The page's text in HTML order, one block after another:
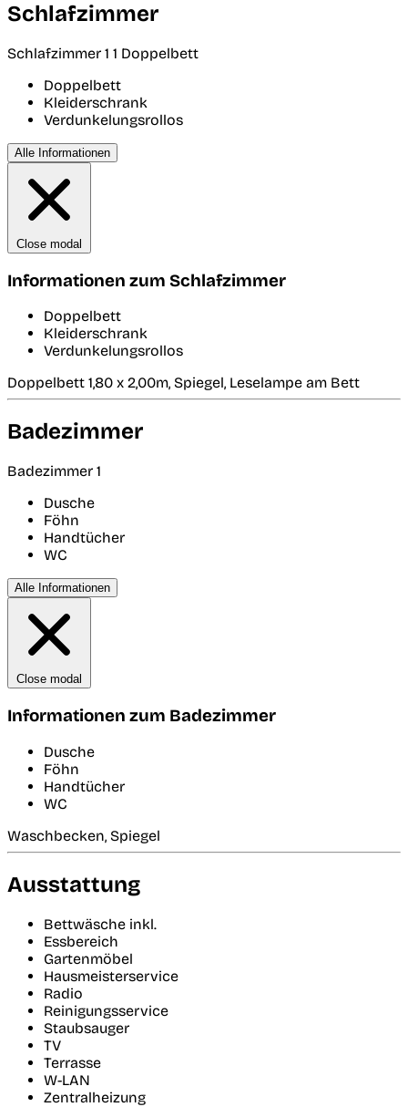
Schlafzimmer
Schlafzimmer 1 1 Doppelbett
Doppelbett
Kleiderschrank
Verdunkelungsrollos
Alle Informationen
Close modal
Informationen zum Schlafzimmer
Doppelbett
Kleiderschrank
Verdunkelungsrollos
Doppelbett 1,80 x 2,00m, Spiegel, Leselampe am Bett
Badezimmer
Badezimmer 1
Dusche
Föhn
Handtücher
WC
Alle Informationen
Close modal
Informationen zum Badezimmer
Dusche
Föhn
Handtücher
WC
Waschbecken, Spiegel
Ausstattung
Bettwäsche inkl.
Essbereich
Gartenmöbel
Hausmeisterservice
Radio
Reinigungsservice
Staubsauger
TV
Terrasse
W-LAN
Zentralheizung